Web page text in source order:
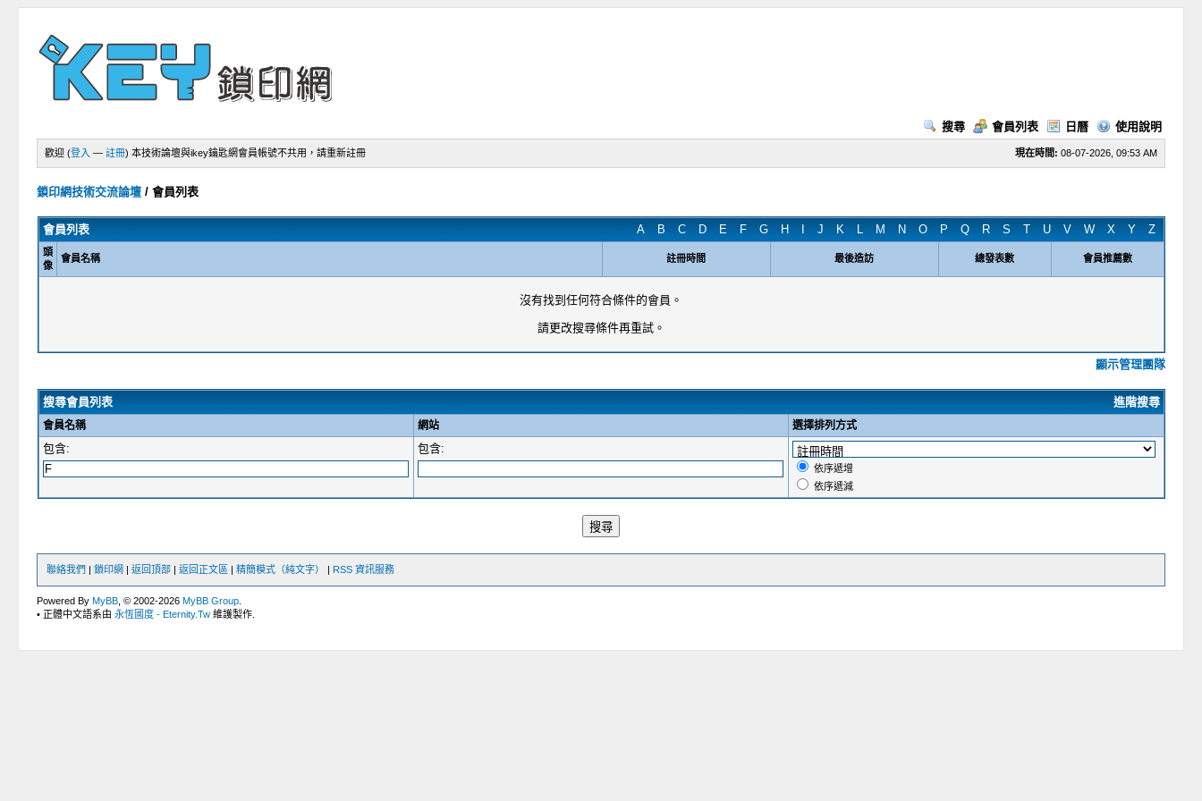
搜尋 會員列表 日曆 使用說明
現在時間: 08-07-2026, 09:53 AM
歡迎 (登入 —註冊) 本技術論壇與ikey鑰匙網會員帳號不共用，請重新註冊
鎖印網技術交流論壇 /會員列表
A B C D E F G H J K L M N O P Q R S T U V W X Y Z
會員列表
頭
像
會員名稱 註冊時間 最後造訪 總發表數 會員推薦數
沒有找到任何符合條件的會員。
請更改搜尋條件再重試。
顯示管理團隊
進階搜尋
搜尋會員列表
會員名稱 網站 選擇排列方式
包含: 包含:
依序遞增
依序遞減
聯絡我們 |鎖印網 |返回頂部 |返回正文區 |精簡模式（純文字） | RSS 資訊服務
Powered ByMyBB , © 2002-2026MyBB Group
• 正體中文語系由永恆國度 - Eternity.Tw 維護製作.